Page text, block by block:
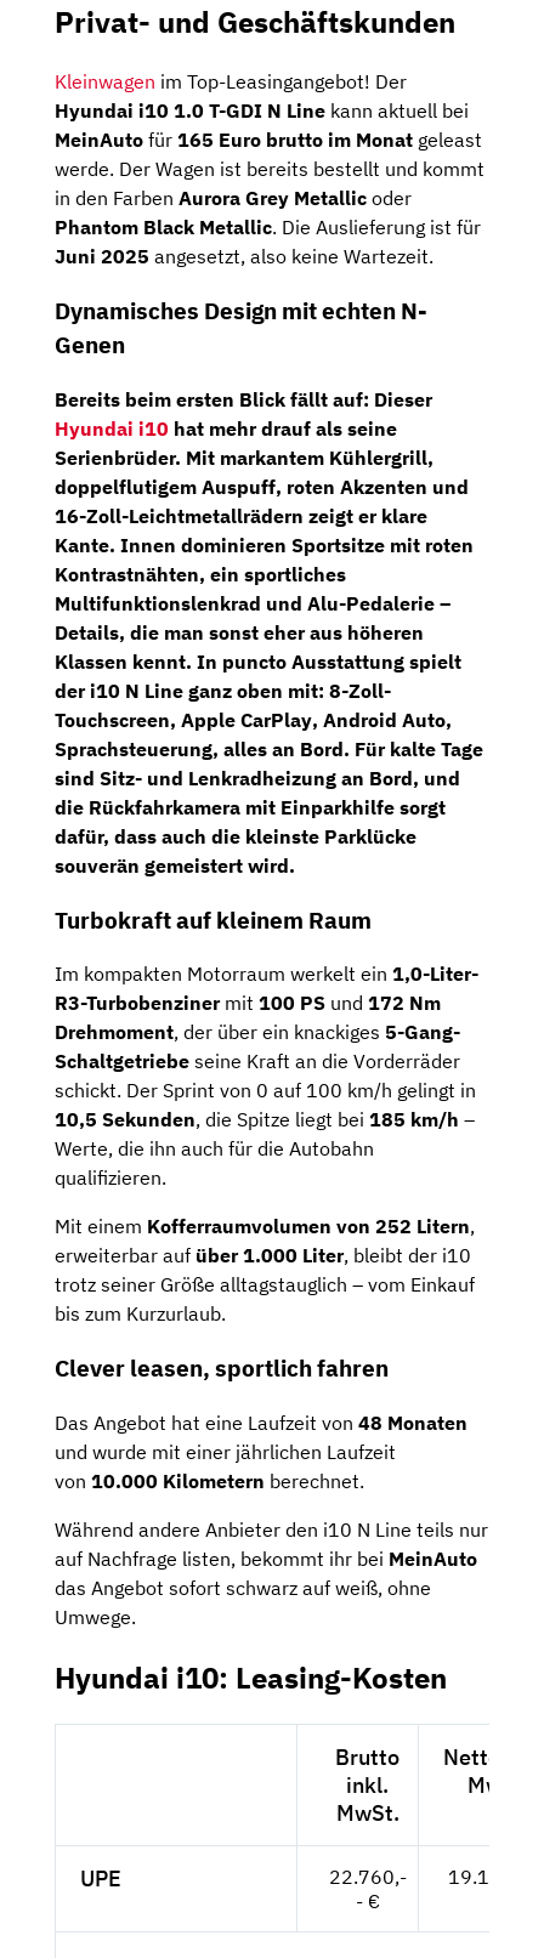
Privat- und Geschäftskunden
Kleinwagen im Top-Leasingangebot! Der
Hyundai i10 1.0 T-GDI N Line kann aktuell bei
MeinAuto für 165 Euro brutto im Monat geleast
werde. Der Wagen ist bereits bestellt und kommt
in den Farben Aurora Grey Metallic oder
Phantom Black Metallic. Die Auslieferung ist für
Juni 2025 angesetzt, also keine Wartezeit.
Dynamisches Design mit echten N-
Genen
Bereits beim ersten Blick fällt auf: Dieser
Hyundai i10 hat mehr drauf als seine
Serienbrüder. Mit markantem Kühlergrill,
doppelflutigem Auspuff, roten Akzenten und
16-Zoll-Leichtmetallrädern zeigt er klare
Kante. Innen dominieren Sportsitze mit roten
Kontrastnähten, ein sportliches
Multifunktionslenkrad und Alu-Pedalerie –
Details, die man sonst eher aus höheren
Klassen kennt. In puncto Ausstattung spielt
der i10 N Line ganz oben mit: 8-Zoll-
Touchscreen, Apple CarPlay, Android Auto,
Sprachsteuerung, alles an Bord. Für kalte Tage
sind Sitz- und Lenkradheizung an Bord, und
die Rückfahrkamera mit Einparkhilfe sorgt
dafür, dass auch die kleinste Parklücke
souverän gemeistert wird.
Turbokraft auf kleinem Raum
Im kompakten Motorraum werkelt ein 1,0-Liter-
R3-Turbobenzinermit 100 PS und 172 Nm
Drehmoment, der über ein knackiges 5-Gang-
Schaltgetriebe seine Kraft an die Vorderräder
schickt. Der Sprint von 0 auf 100 km/h gelingt in
10,5 Sekunden, die Spitze liegt bei 185 km/h –
Werte, die ihn auch für die Autobahn
qualifizieren.
Mit einem Kofferraumvolumen von 252 Litern,
erweiterbar auf über 1.000 Liter, bleibt der i10
trotz seiner Größe alltagstauglich – vom Einkauf
bis zum Kurzurlaub.
Clever leasen, sportlich fahren
Das Angebot hat eine Laufzeit von 48 Monaten
und wurde mit einer jährlichen Laufzeit
von 10.000 Kilometern berechnet.
Während andere Anbieter den i10 N Line teils nur
auf Nachfrage listen, bekommt ihr bei MeinAuto
das Angebot sofort schwarz auf weiß, ohne
Umwege.
Hyundai i10: Leasing-Kosten
Brutto
inkl.
MwSt.
Netto
MwSt.
UPE
22.760,-
- €
19.126,--